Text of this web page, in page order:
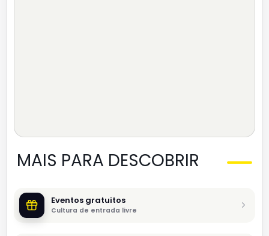
MAIS PARA DESCOBRIR
Eventos gratuitos
Cultura de entrada livre